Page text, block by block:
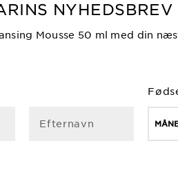
NYHEDSBREV
Mousse 50 ml med din
Efternavn